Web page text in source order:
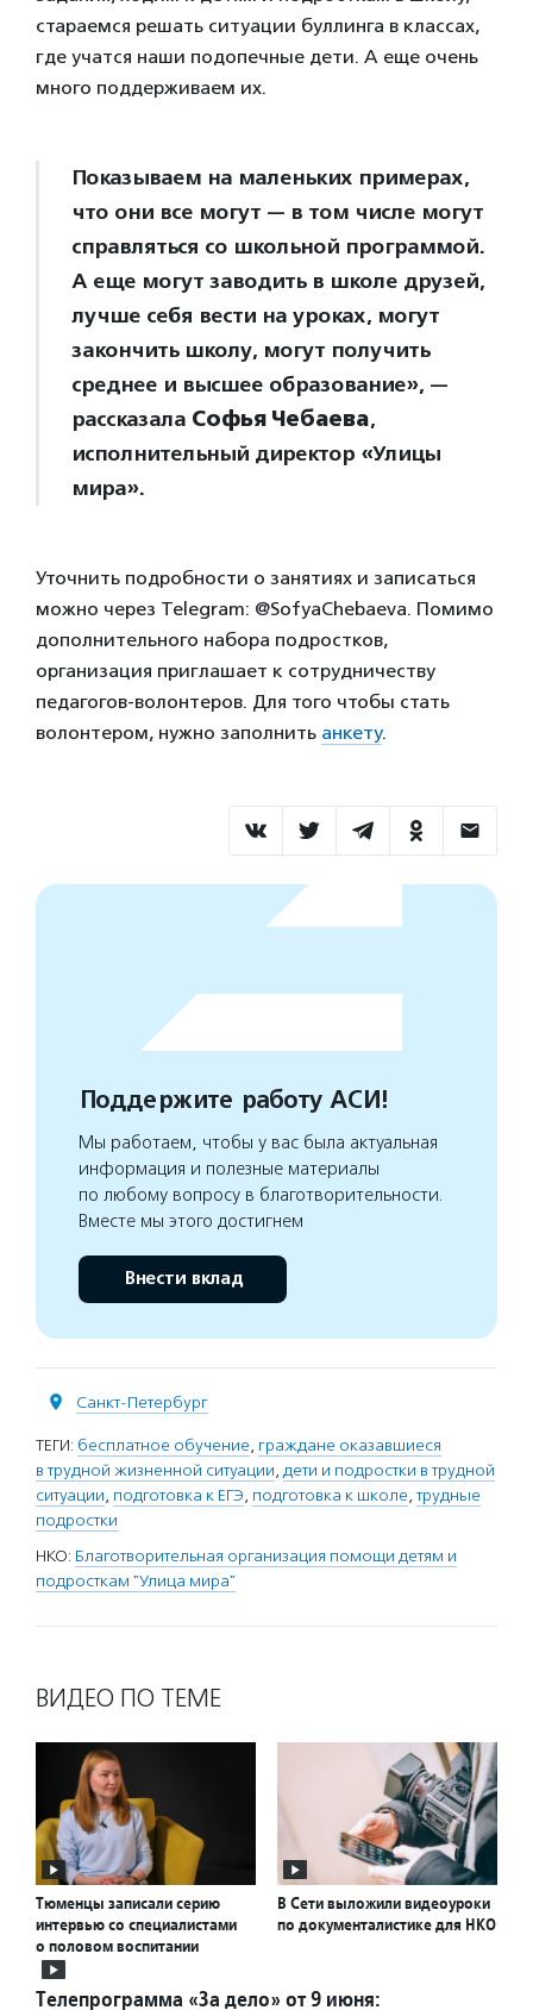
стараемся решать ситуации буллинга в классах,
где учатся наши подопечные дети. А еще очень
много поддерживаем их.
Показываем на маленьких примерах,
что они все могут — в том числе могут
справляться со школьной программой.
А еще могут заводить в школе друзей,
лучше себя вести на уроках, могут
закончить школу, могут получить
среднее и высшее образование», —
рассказала Софья Чебаева,
исполнительный директор «Улицы
мира».
Уточнить подробности о занятиях и записаться
можно через Telegram: @SofyaChebaeva. Помимо
дополнительного набора подростков,
организация приглашает к сотрудничеству
педагогов-волонтеров. Для того чтобы стать
волонтером, нужно заполнить анкету.
Поддержите работу АСИ!
Мы работаем, чтобы у вас была актуальная
информация и полезные материалы
по любому вопросу в благотворительности.
Вместе мы этого достигнем
Внести вклад
Санкт-Петербург
ТЕГИ: бесплатное обучение, граждане оказавшиеся
в трудной жизненной ситуации, дети и подростки в трудной
ситуации, подготовка к ЕГЭ, подготовка к школе,трудные
подростки
НКО: Благотворительная организация помощи детям и
подросткам "Улица мира"
ВИДЕО ПО ТЕМЕ
Тюменцы записали серию
интервью со специалистами
о половом воспитании
В Сети выложили видеоуроки
по документалистике для НКО
Телепрограмма «За дело» от 9 июня: